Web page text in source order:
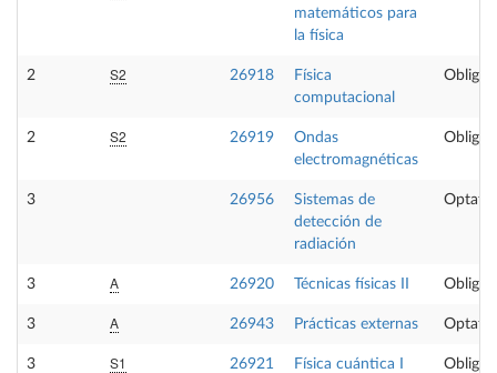
matemáticos para
la física
2 S2 26918
Física
computacional
2 S2 26919
Ondas
electromagnéticas
3 26956
Sistemas de
detección de
radiación
3 A 26920 Técnicas físicas II
3 A 26943 Prácticas externas
3 S1 26921 Física cuántica I